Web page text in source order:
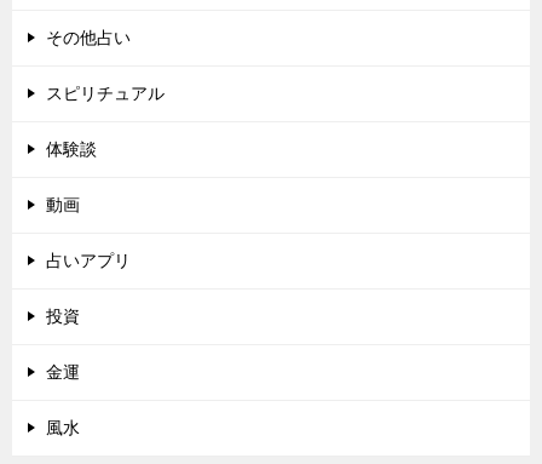
その他占い
スピリチュアル
体験談
動画
占いアプリ
投資
金運
風水